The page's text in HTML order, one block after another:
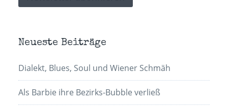
Neueste Beiträge
Dialekt, Blues, Soul und Wiener Schmäh
Als Barbie ihre Bezirks-Bubble verließ